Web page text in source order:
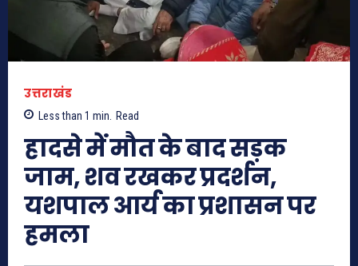
उत्तराखंड
Less than 1 min. Read
हादसे में मौत के बाद सड़क
जाम, शव रखकर प्रदर्शन,
यशपाल आर्य का प्रशासन पर
हमला